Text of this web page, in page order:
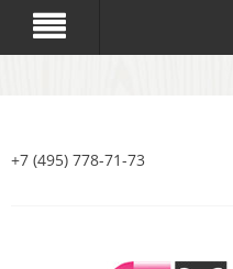
+7 (495) 778-71-73